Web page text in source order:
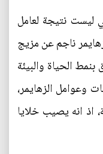
ليست نتيجة لعامل
ناجم عن مزيج
الحياة والبيئة
وعوامل الزهايمر،
اذ انه يصيب خلايا